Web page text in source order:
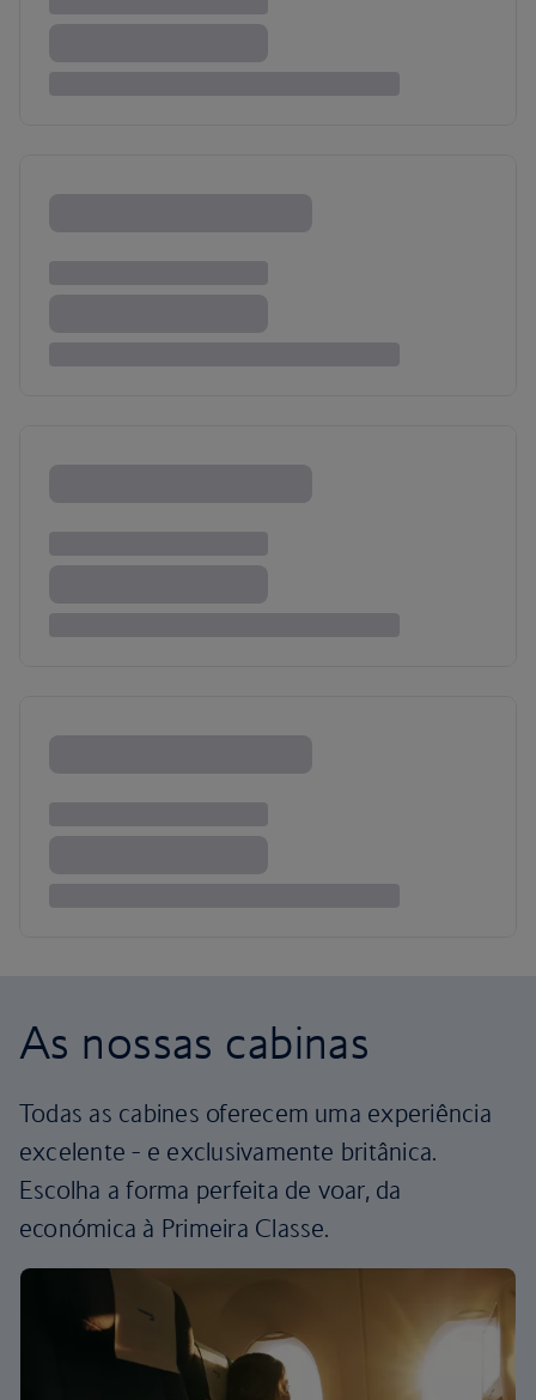
As nossas cabinas
Todas as cabines oferecem uma experiência
excelente - e exclusivamente britânica.
Escolha a forma perfeita de voar, da
económica à Primeira Classe.